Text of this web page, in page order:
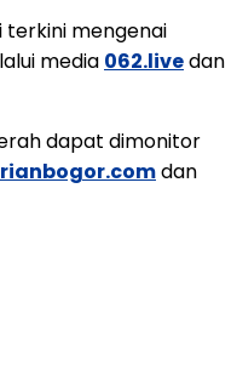
terkini mengenai
media 062.livedan
dapat dimonitor
dan